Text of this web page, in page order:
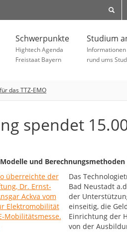
Schwerpunkte
Hightech Agenda
Freistaat Bayern
Studium
Informationen
rund ums
das TTZ-EMO
spendet
und
Das
Bad Neustadt
der
einseitig, die
Einrichtung der
von der